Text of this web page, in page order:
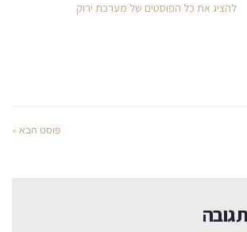
להציג את כל הפוסטים של מערכת ירוק
פוסט הבא »